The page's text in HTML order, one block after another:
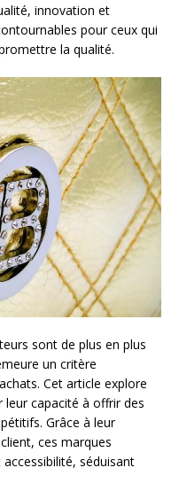
innovation et
pour ceux qui
la qualité.
sont de plus en plus
un critère
Cet article explore
leur capacité à offrir des
Grâce à leur
ces marques
séduisant